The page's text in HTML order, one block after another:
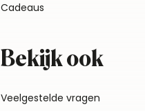
Cadeaus
Bekijk ook
Veelgestelde vragen